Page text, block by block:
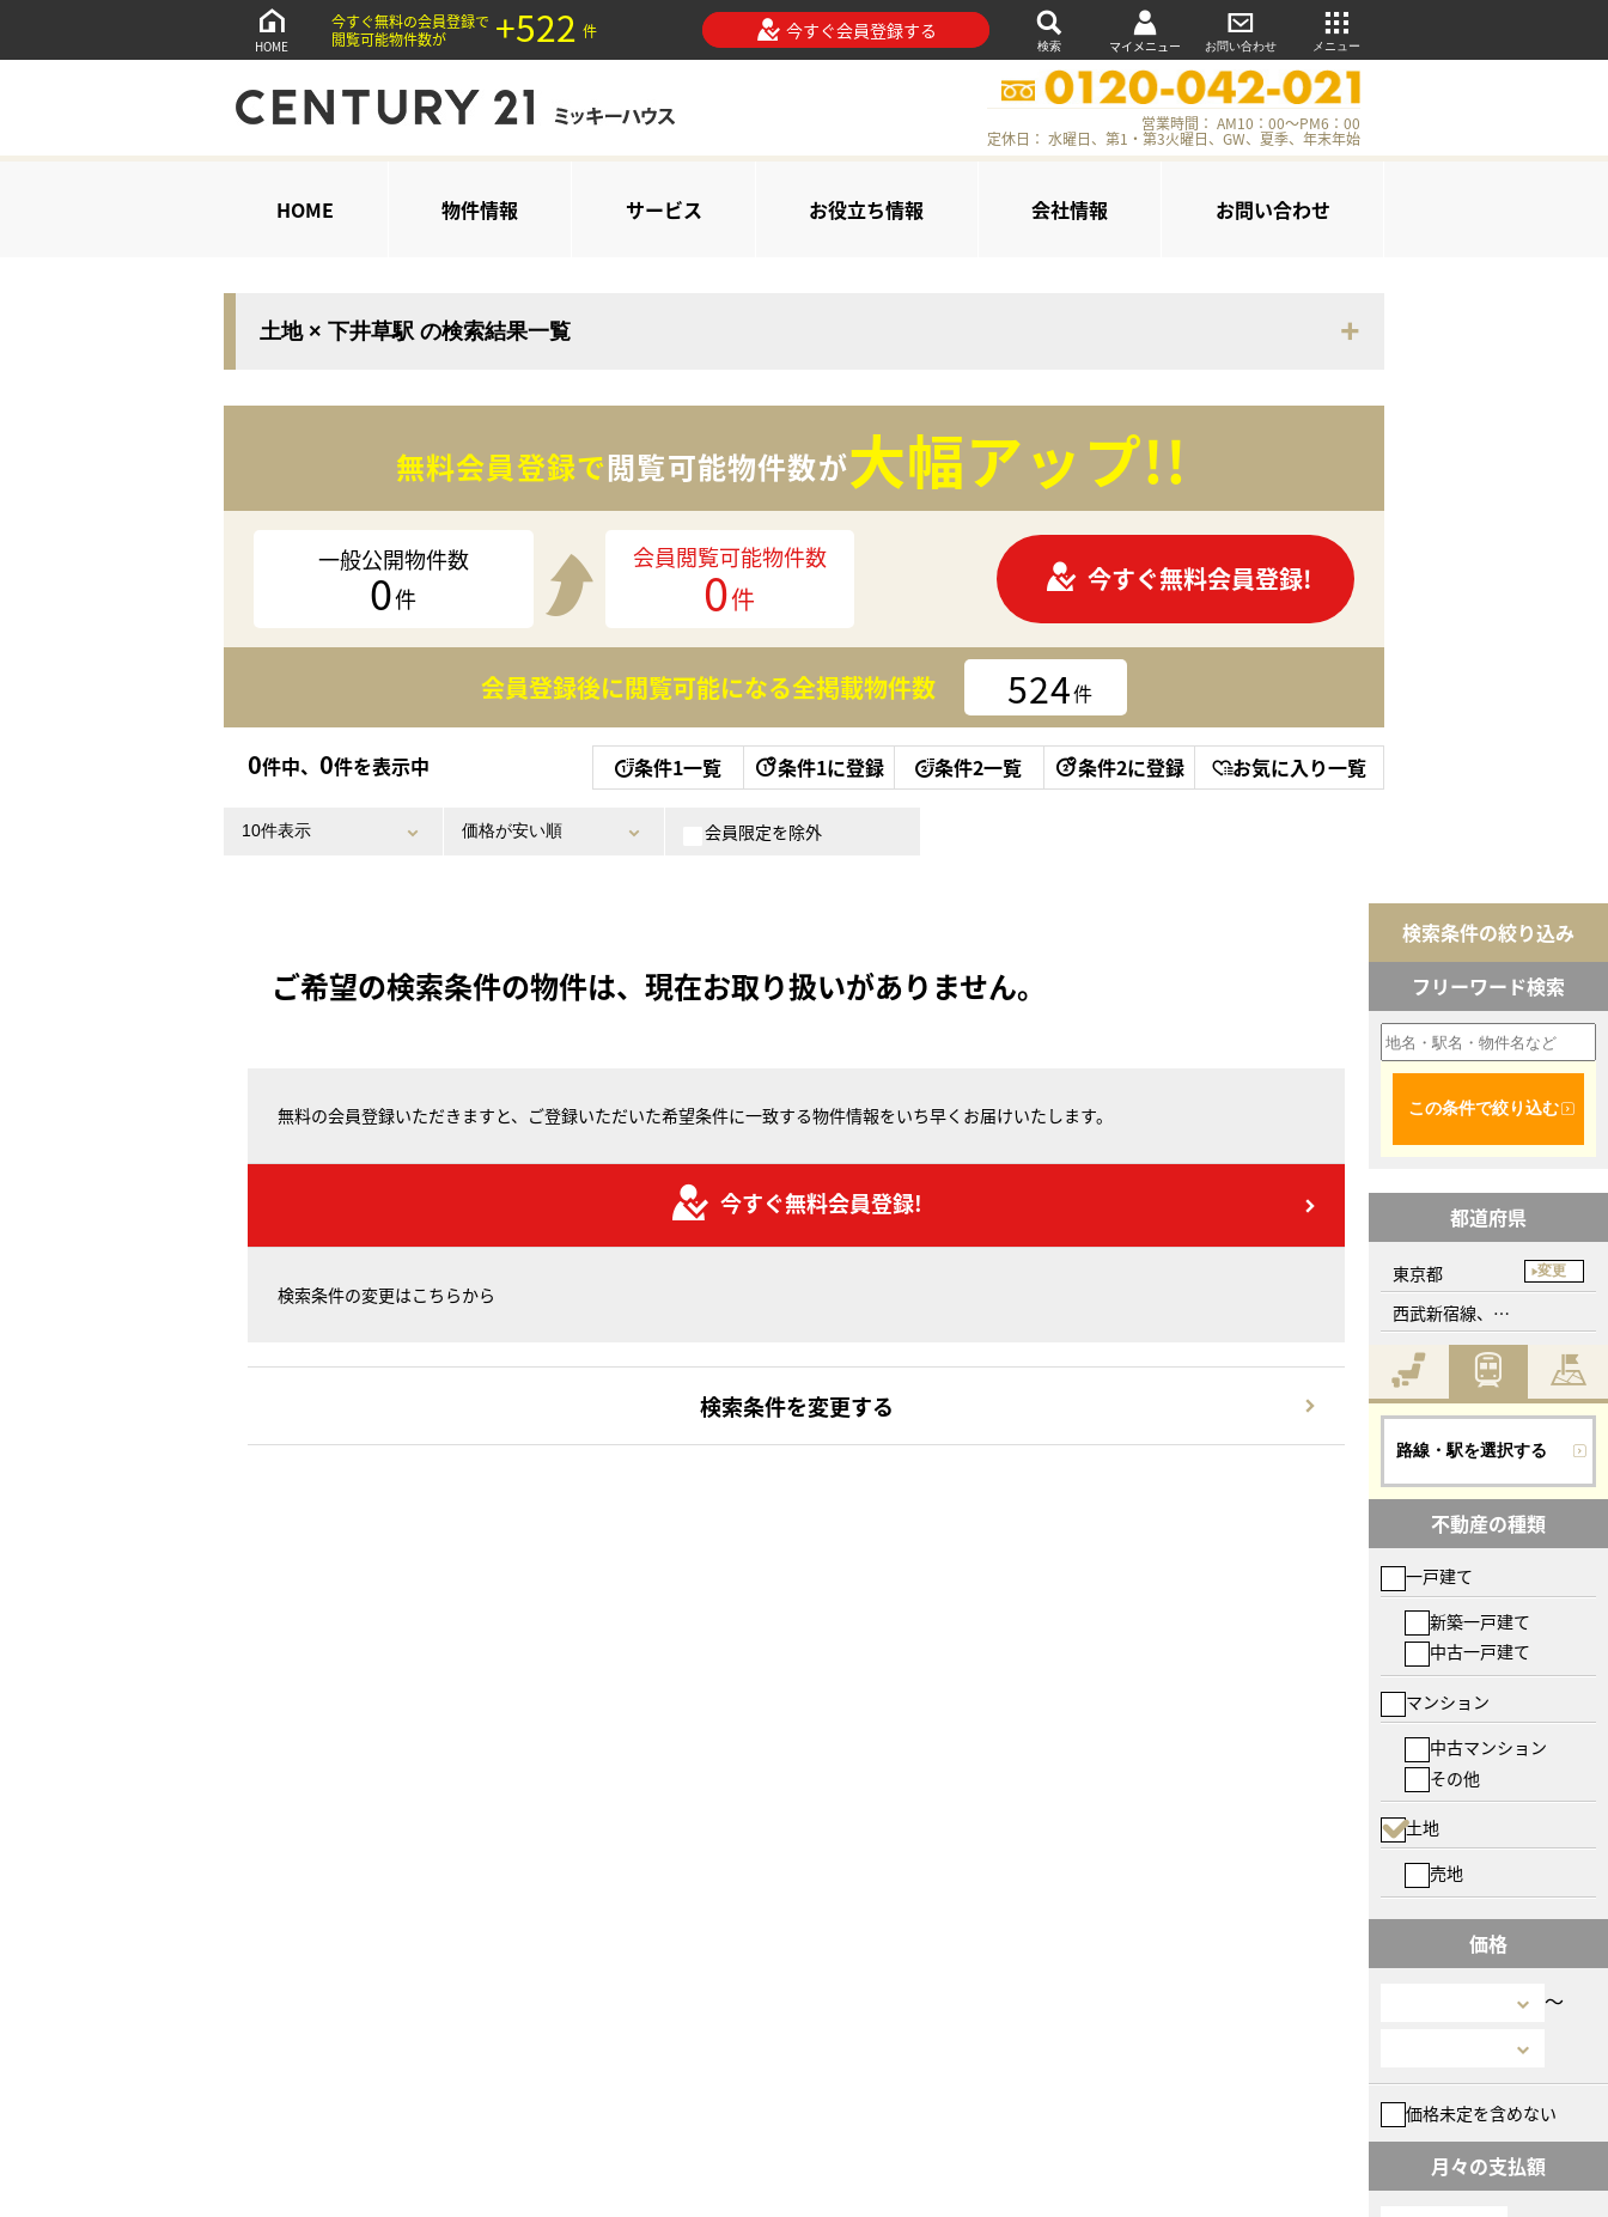
HOME
今すぐ無料の会員登録で
閲覧可能物件数が
+522 件 今すぐ会員登録する
検索 マイメニュー お問い合わせ メニュー
営業時間： AM10：00～PM6：00
定休日： 水曜日、第1・第3火曜日、GW、夏季、年末年始
HOME 物件情報 サービス お役立ち情報 会社情報 お問い合わせ
土地 × 下井草駅 の検索結果一覧
無料会員登録で閲覧可能物件数が大幅アップ!!
一般公開物件数
0件
会員閲覧可能物件数
0件
今すぐ無料会員登録!
会員登録後に閲覧可能になる全掲載物件数 524件
0件中、 0件を表示中 条件1一覧 条件1に登録 条件2一覧 条件2に登録 お気に入り一覧
会員限定を除外
ご希望の検索条件の物件は、現在お取り扱いがありません。
無料の会員登録いただきますと、ご登録いただいた希望条件に一致する物件情報をいち早くお届けいたします。
今すぐ無料会員登録!
検索条件の変更はこちらから
検索条件を変更する
検索条件の絞り込み
フリーワード検索
この条件で絞り込む
都道府県
東京都 変更
西武新宿線、下井草駅
路線・駅を選択する
不動産の種類
一戸建て
新築一戸建て
中古一戸建て
マンション
中古マンション
その他
土地
売地
価格
〜
価格未定を含めない
月々の支払額